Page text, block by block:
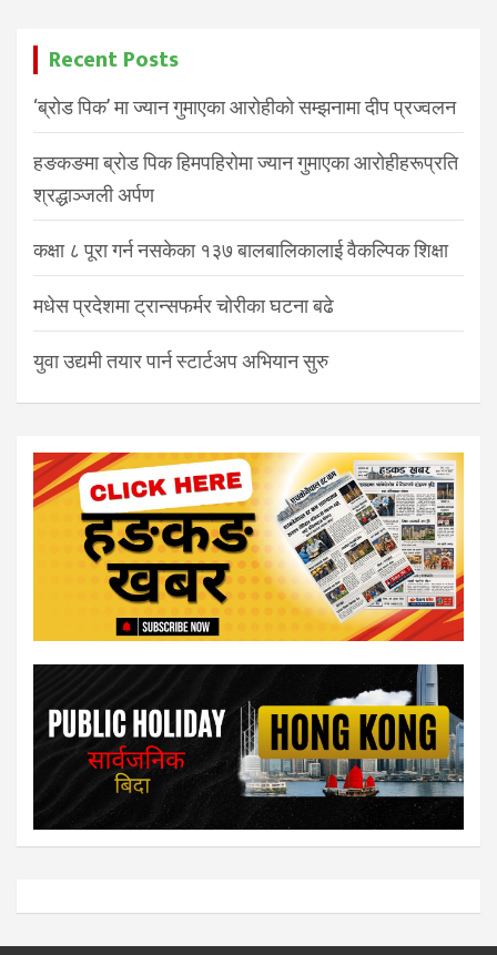
Recent Posts
‘ब्रोड पिक’ मा ज्यान गुमाएका आरोहीको सम्झनामा दीप प्रज्वलन
हङकङमा ब्रोड पिक हिमपहिरोमा ज्यान गुमाएका आरोहीहरूप्रति
श्रद्धाञ्जली अर्पण
कक्षा ८ पूरा गर्न नसकेका १३७ बालबालिकालाई वैकल्पिक शिक्षा
मधेस प्रदेशमा ट्रान्सफर्मर चोरीका घटना बढे
युवा उद्यमी तयार पार्न स्टार्टअप अभियान सुरु